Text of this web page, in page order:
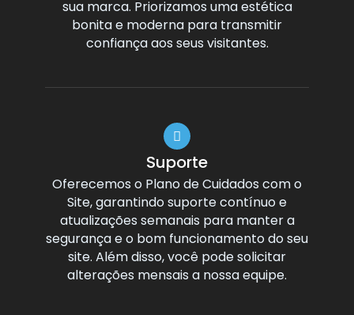
sua marca. Priorizamos uma estética
bonita e moderna para transmitir
confiança aos seus visitantes.
Suporte
Oferecemos o Plano de Cuidados com o
Site, garantindo suporte contínuo e
atualizações semanais para manter a
segurança e o bom funcionamento do seu
site. Além disso, você pode solicitar
alterações mensais a nossa equipe.